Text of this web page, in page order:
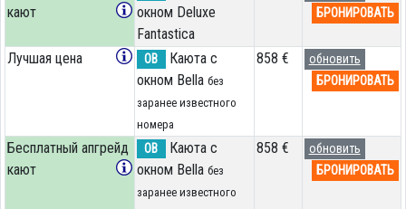
кают
окном Deluxe
Fantastica
БРОНИРОВАТЬ
Лучшая цена OB
Каюта с
окном Bella без
заранее известного
номера
858 €
обновить
БРОНИРОВАТЬ
Бесплатный апгрейд
кают
OB
Каюта с
окном Bella без
заранее известного
858 €
обновить
БРОНИРОВАТЬ